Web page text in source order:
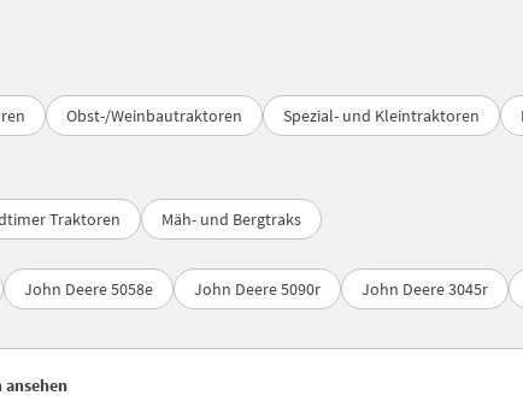
Obst-/Weinbautraktoren Spezial- und Kleintraktoren
Traktoren Mäh- und Bergtraks
John Deere 5058e John Deere 5090r John Deere 3045r